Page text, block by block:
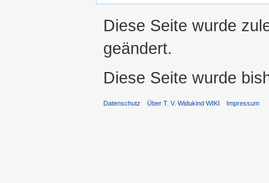
Diese Seite wurde
geändert.
Diese Seite wurde
Datenschutz Über T. V. Widukind WIKI Impressum